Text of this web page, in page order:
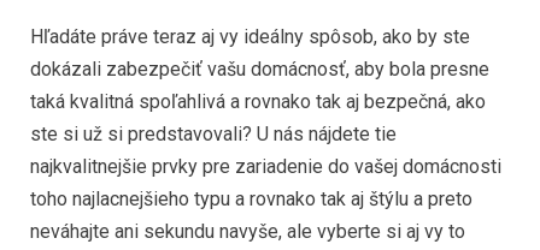
Hľadáte práve teraz aj vy ideálny spôsob, ako by ste
dokázali zabezpečiť vašu domácnosť, aby bola presne
taká kvalitná spoľahlivá a rovnako tak aj bezpečná, ako
ste si už si predstavovali? U nás nájdete tie
najkvalitnejšie prvky pre zariadenie do vašej domácnosti
toho najlacnejšieho typu a rovnako tak aj štýlu a preto
neváhajte ani sekundu navyše, ale vyberte si aj vy to